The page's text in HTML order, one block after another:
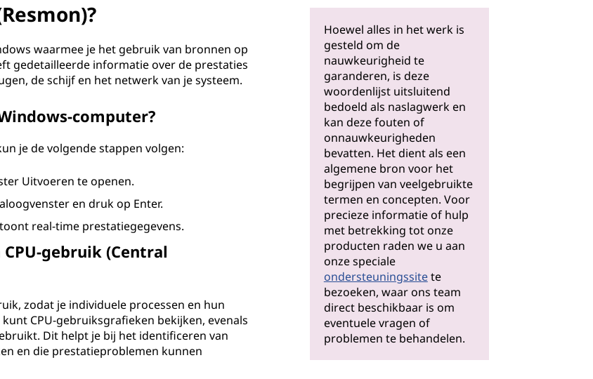
waarmee je het gebruik van bronnen op
gedetailleerde informatie over de prestaties
de schijf en het netwerk van je systeem.
computer?
je de volgende stappen volgen:
Uitvoeren te openen.
en druk op Enter.
real-time prestatiegegevens.
gebruik (Central
zodat je individuele processen en hun
CPU-gebruiksgrafieken bekijken, evenals
Dit helpt je bij het identificeren van
en die prestatieproblemen kunnen
Hoewel alles in het werk is
gesteld om de
nauwkeurigheid te
garanderen, is deze
woordenlijst uitsluitend
bedoeld als naslagwerk en
kan deze fouten of
onnauwkeurigheden
bevatten. Het dient als een
algemene bron voor het
begrijpen van veelgebruikte
termen en concepten. Voor
precieze informatie of hulp
met betrekking tot onze
producten raden we u aan
onze speciale
ondersteuningssitete
bezoeken, waar ons team
direct beschikbaar is om
eventuele vragen of
problemen te behandelen.